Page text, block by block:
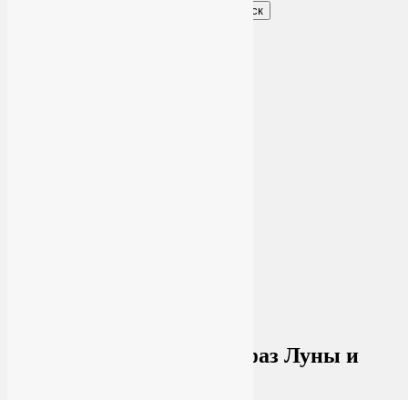
Женская йога с учетом фаз Луны и